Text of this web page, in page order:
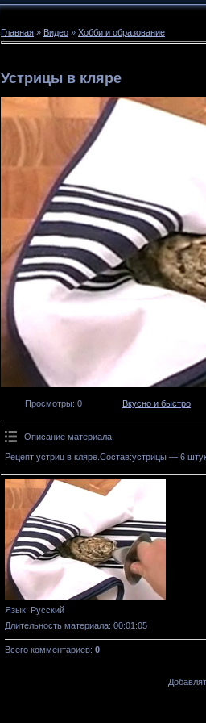
Главная » Видео » Хобби и образование
Устрицы в кляре
Просмотры: 0 Вкусно и быстро
Описание материала:
Рецепт устриц в кляре.Состав:устрицы — 6
Язык: Русский
Длительность материала: 00:01:05
Всего комментариев: 0